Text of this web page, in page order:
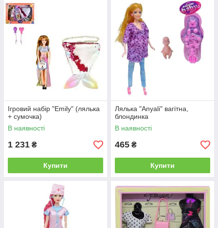
Ігровий набір "Emily" (лялька
+ сумочка)
В наявності
1 231 ₴
Купити
Лялька "Anyali" вагітна,
блондинка
В наявності
465 ₴
Купити